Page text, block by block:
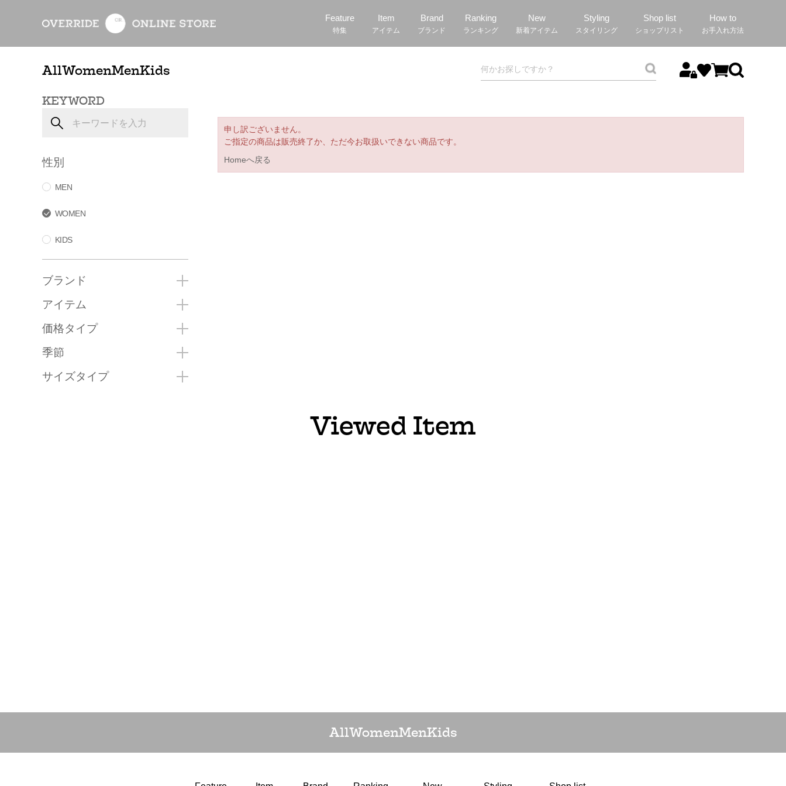
Feature
特集
Item
アイテム
Brand
ブランド
Ranking
ランキング
New
新着アイテム
Styling
スタイリング
Shop list
ショップリスト
How to
お手入れ方法
AllWomenMenKids
KEYWORD
性別
MEN
WOMEN
KIDS
ブランド
アイテム
価格タイプ
季節
サイズタイプ
申し訳ございません。
ご指定の商品は販売終了か、ただ今お取扱いできない商品です。
Homeへ戻る
Viewed Item
AllWomenMenKids